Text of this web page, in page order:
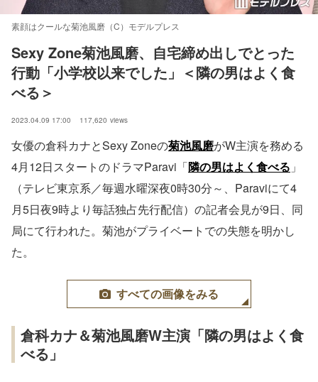
素顔はクールな菊池風磨（C）モデルプレス
Sexy Zone菊池風磨、自宅締め出しでとった
行動「小学校以来でした」＜隣の男はよく食
べる＞
2023.04.09 17:00 117,620 views
女優の倉科カナとSexy Zoneの菊池風磨がW主演を務める
4月12日スタートのドラマParavi「隣の男はよく食べる 」
（テレビ東京系／毎週水曜深夜0時30分～、Paraviにて4
月5日夜9時より毎話独占先行配信）の記者会見が9日、同
局にて行われた。菊池がプライベートでの失態を明かし
た。
すべての画像をみる
倉科カナ＆菊池風磨W主演「隣の男はよく食
べる」